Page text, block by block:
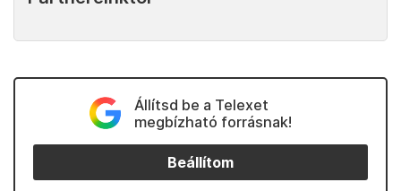
Állítsd be a Telexet
megbízható forrásnak!
Beállítom